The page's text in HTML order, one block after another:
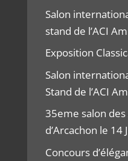
Salon
stand de l’ACI
Exposition
Salon
Stand de l’ACI
35eme salon
d’Arcachon le 14
Concours